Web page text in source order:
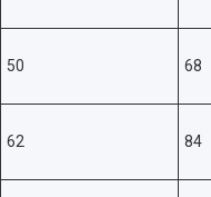
50 68
62 84